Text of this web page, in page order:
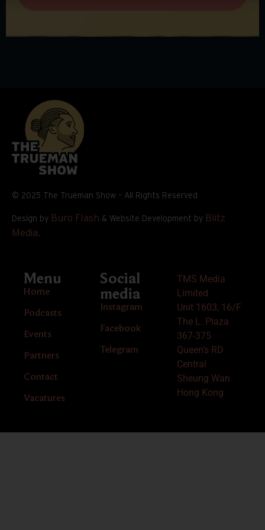
© 2025 The Trueman Show – All Rights Reserved
Design by Buro Flash & Website Development by Blitz
Media.
Menu
Home
Podcasts
Events
Partners
Contact
Vacatures
Social
media
Instagram
Facebook
Telegram
TMS Media
Limited
Unit 1603, 16/F
The L. Plaza
367-375
Queen’s RD
Central
Sheung Wan
Hong Kong